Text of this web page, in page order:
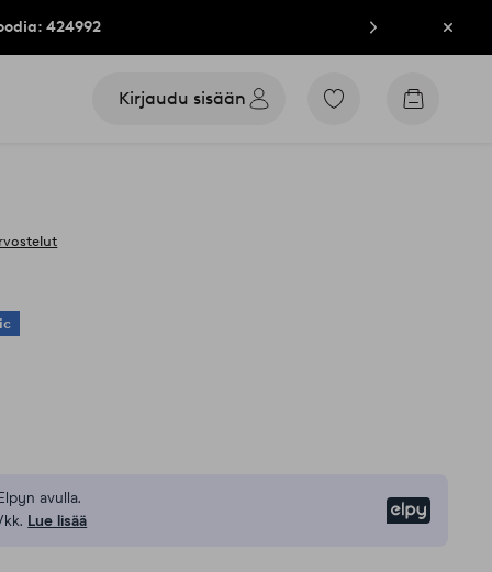
424992 Sulje
Kirjaudu sisään
Siirry
Siirry
avulla.
kk. Lue lisää